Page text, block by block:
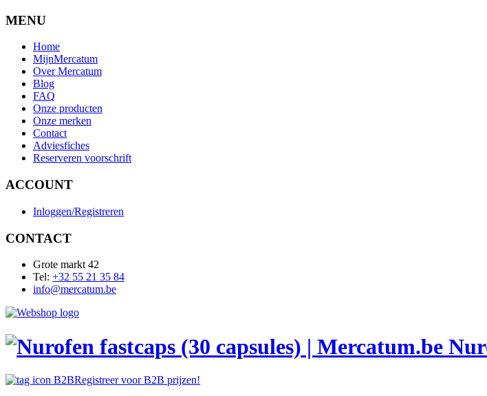
MENU
Home
MijnMercatum
Over Mercatum
Blog
FAQ
Onze producten
Onze merken
Contact
Adviesfiches
Reserveren voorschrift
ACCOUNT
Inloggen/Registreren
CONTACT
Grote markt 42
Tel: +32 55 21 35 84
info@mercatum.be
Registreer voor B2B prijzen!